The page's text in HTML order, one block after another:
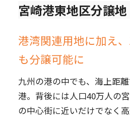
宮崎港東地区分譲地
港湾関連用地に加え
も分譲可能に
九州の港の中でも、海上距
港。背後には人口40万人の
の中心街に近いだけでなく